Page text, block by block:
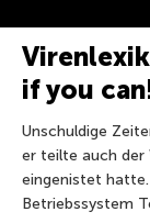
if you
Unschuldige
er teilte auch der
eingenistet
Betriebssystem